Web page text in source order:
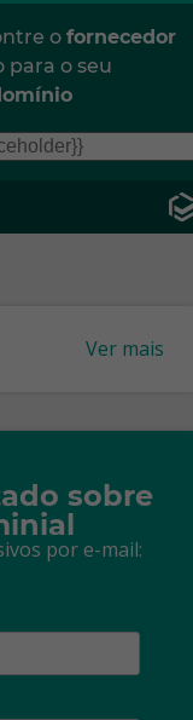
o fornecedor
para o seu
Ver mais
sobre
por e-mail: